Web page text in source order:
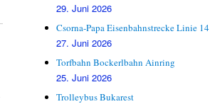
29. Juni 2026
Csorna-Papa Eisenbahnstrecke Linie 14
27. Juni 2026
Torfbahn Bockerlbahn Ainring
25. Juni 2026
Trolleybus Bukarest